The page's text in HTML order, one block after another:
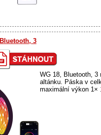
3
WG 18, Bluetooth, 3
altánku. Páska v
maximální výkon 1×